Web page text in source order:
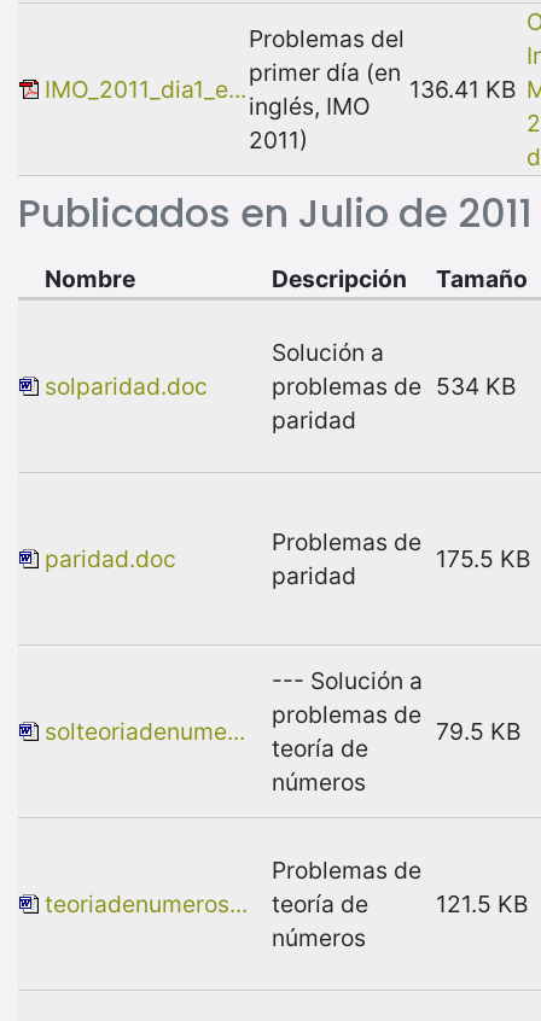
Publicados en Julio de 2011
IMO_2011_dia1_e...
Problemas del
primer día (en
inglés, IMO
2011)
136.41 KB
Nombre Descripción Tamaño
solparidad.doc
Solución a
problemas de
paridad
534 KB
paridad.doc
Problemas de
paridad
175.5 KB
solteoriadenume...
--- Solución a
problemas de
teoría de
números
79.5 KB
teoriadenumeros...
Problemas de
teoría de
números
121.5 KB